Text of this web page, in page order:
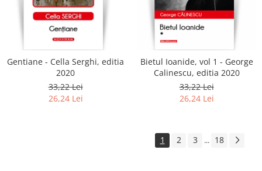
Gentiane - Cella Serghi, editia
2020
33,22 Lei
26,24 Lei
Bietul Ioanide, vol 1 - George
Calinescu, editia 2020
33,22 Lei
26,24 Lei
1 2 3 ... 18